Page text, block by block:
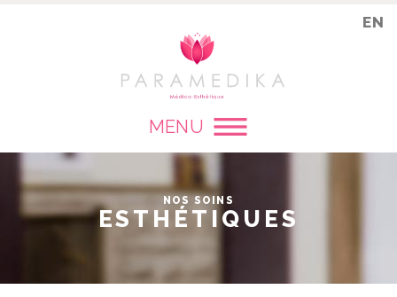
EN
MENU
NOS SOINS
ESTHÉTIQUES